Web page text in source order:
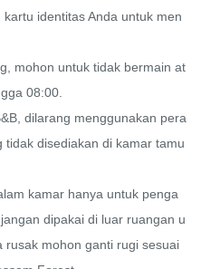
identitas Anda untuk men
mohon untuk tidak bermain at
08:00.
dilarang menggunakan pera
disediakan di kamar tamu
kamar hanya untuk penga
dipakai di luar ruangan u
rusak mohon ganti rugi sesuai